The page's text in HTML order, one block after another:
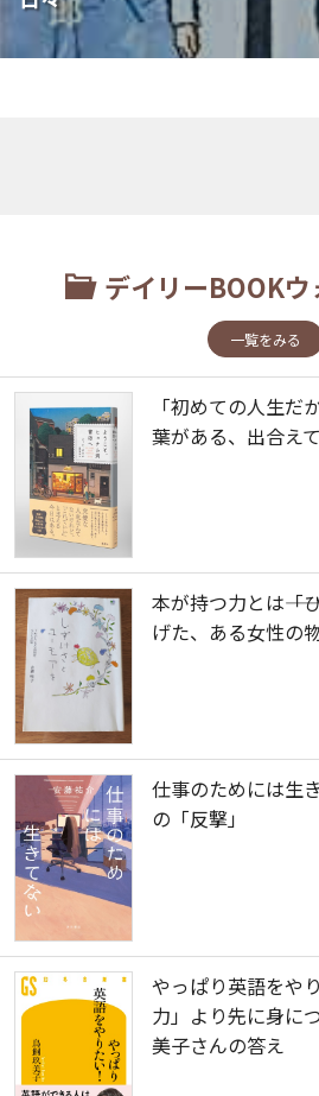
デイリーBOOK
一覧をみる
「初めての人生だ
葉がある、出合え
本が持つ力とは――
げた、ある女性の
仕事のためには生
の「反撃」
やっぱり英語をや
力」より先に身に
美子さんの答え